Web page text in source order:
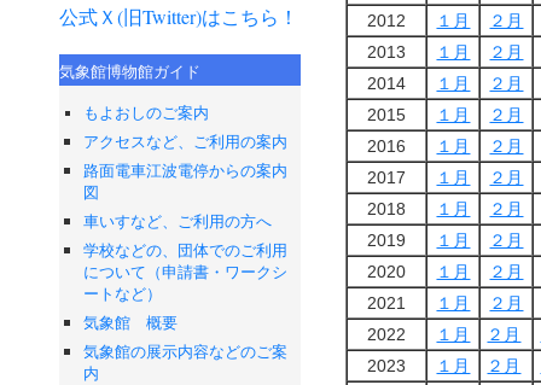
2012
１月
２月
2013
１月
２月
2014
１月
２月
2015
１月
２月
2016
１月
２月
2017
１月
２月
2018
１月
２月
2019
１月
２月
2020
１月
２月
2021
１月
２月
2022
１月 ２月
2023
１月 ２月
公式Ｘ(旧Twitter)はこちら！
気象館博物館ガイド
もよおしのご案内
アクセスなど、ご利用の案内
路面電車江波電停からの案内
図
車いすなど、ご利用の方へ
学校などの、団体でのご利用
について（申請書・ワークシ
ートなど）
気象館 概要
気象館の展示内容などのご案
内